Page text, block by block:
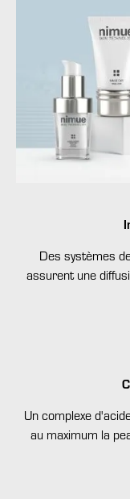
Des systèmes
assurent une
Un complexe
au maximum la